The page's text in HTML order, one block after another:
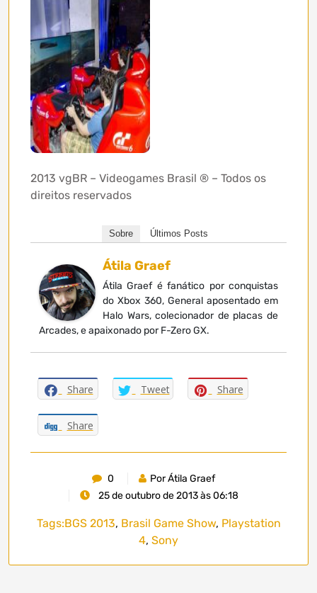
2013 vgBR – Videogames Brasil ® – Todos os
direitos reservados
Sobre Últimos Posts
Átila Graef
Átila Graef é fanático por conquistas
do Xbox 360, General aposentado em
Halo Wars, colecionador de placas de
Arcades, e apaixonado por F-Zero GX.
Share Tweet Share
Share
0
Por Átila Graef
25 de outubro de 2013 às 06:18
Tags:BGS 2013, Brasil Game Show, Playstation
4, Sony